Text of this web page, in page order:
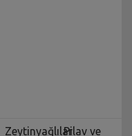
ZeytinyağlılarPilav ve